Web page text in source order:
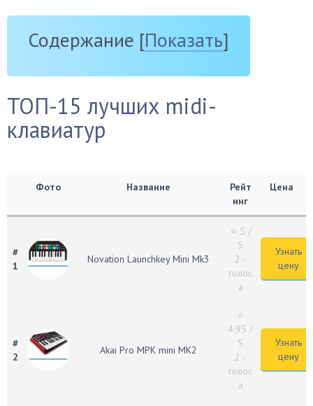
Содержание [Показать]
ТОП-15 лучших midi-
клавиатур
Фото Название
Рейт
инг
Цена
#
1
Novation Launchkey Mini Mk3
⭐ 5 /
5
2 -
голос
а
Узнать
цену
#
2
Akai Pro MPK mini MK2
⭐
4.95 /
5
2 -
голос
а
Узнать
цену